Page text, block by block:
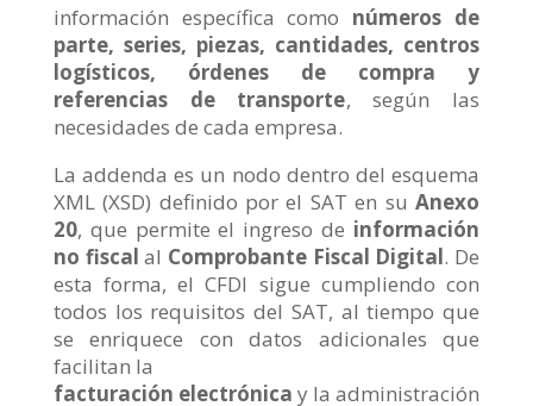
información específica como números de
parte, series, piezas, cantidades, centros
logísticos, órdenes de compra y
referencias de transporte, según las
necesidades de cada empresa.
La addenda es un nodo dentro del esquema
XML (XSD) definido por el SAT en suAnexo
20, que permite el ingreso de información
no fiscal al Comprobante Fiscal Digital. De
esta forma, el CFDI sigue cumpliendo con
todos los requisitos del SAT, al tiempo que
se enriquece con datos adicionales que
facilitan la
facturación electrónica y la administración